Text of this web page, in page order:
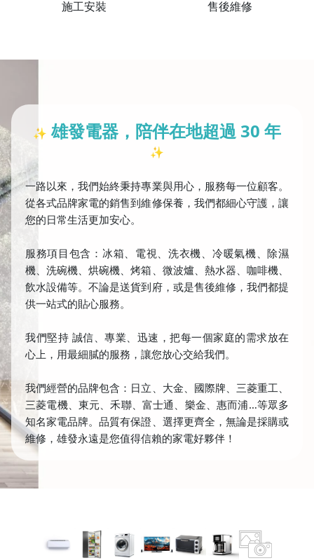
施工安裝 售後維修
✨ 雄發電器，陪伴在地超過 30 年
✨
一路以來，我們始終秉持專業與用心，服務每一位顧客。
從各式品牌家電的銷售到維修保養，我們都細心守護，讓
您的日常生活更加安心。
服務項目包含：冰箱、電視、洗衣機、冷暖氣機、除濕
機、洗碗機、烘碗機、烤箱、微波爐、熱水器、咖啡機、
飲水設備等。不論是送貨到府，或是售後維修，我們都提
供一站式的貼心服務。
我們堅持 誠信、專業、迅速，把每一個家庭的需求放在
心上，用最細膩的服務，讓您放心交給我們。
我們經營的品牌包含：日立、大金、國際牌、三菱重工、
三菱電機、東元、禾聯、富士通、樂金、惠而浦…等眾多
知名家電品牌。品質有保證、選擇更齊全，無論是採購或
維修，雄發永遠是您值得信賴的家電好夥伴！